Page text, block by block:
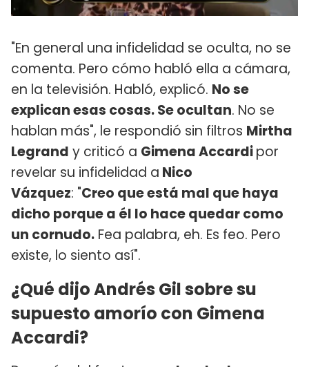
"En general una infidelidad se oculta, no se
comenta. Pero cómo habló ella a cámara,
en la televisión. Habló, explicó. No se
explican esas cosas. Se ocultan. No se
hablan más", le respondió sin filtros Mirtha
Legrand y criticó a Gimena Accardipor
revelar su infidelidad a Nico
Vázquez: "Creo que está mal que haya
dicho porque a él lo hace quedar como
un cornudo. Fea palabra, eh. Es feo. Pero
existe, lo siento así".
¿Qué dijo Andrés Gil sobre su
supuesto amorío con Gimena
Accardi?